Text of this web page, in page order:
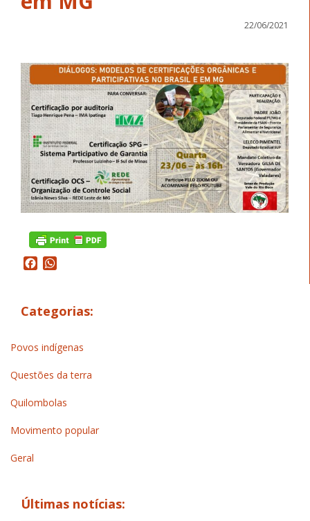
22/06/2021
Facebook
Categorias:
Povos indígenas
Questões da terra
Quilombolas
Movimento popular
Geral
Últimas notícias: